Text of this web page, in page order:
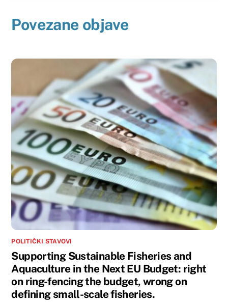
Povezane objave
POLITIČKI STAVOVI
Supporting Sustainable Fisheries and
Aquaculture in the Next EU Budget: right
on ring-fencing the budget, wrong on
defining small-scale fisheries.